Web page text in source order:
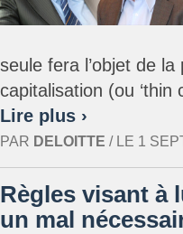
seule fera l’objet de
capitalisation (ou ‘thin
Lire plus ›
PAR DELOITTE / LE 1
Règles visant à
un mal